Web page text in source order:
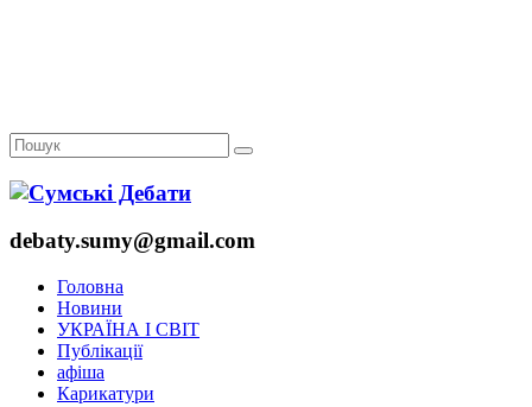
debaty.sumy@gmail.com
Головна
Новини
УКРАЇНА І СВІТ
Публікації
афіша
Карикатури